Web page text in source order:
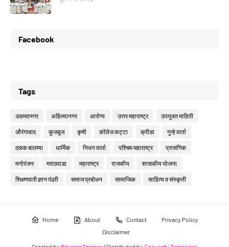
Facebook
Tags
अहमदनगर अहिल्यानगर आरोग्य उत्तर महाराष्ट्र उपयुक्त माहिती
औरंगाबाद कुजबूज कृषी कॉलेज कट्टा क्रीडा गुन्हे वार्ता
ठळक बातम्या धार्मिक निधन वार्ता पश्चिम महाराष्ट्र प्रासंगिक
मनोरंजन मराठवाडा महाराष्ट्र राजकीय शासकीय योजना
शिक्षणवारी ज्ञान पंढरी समाज प्रबोधन सामाजिक साहित्य व संस्कृती
Home About Contact
Privacy Policy
Disclaimer